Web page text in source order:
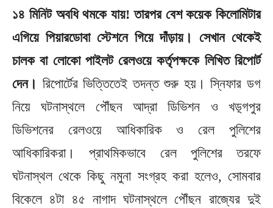
১৪ মিনিট অবধি থমকে যায়! তারপর বেশ কয়েক কিলোমিটার
এগিয়ে পিয়ারডোবা স্টেশনে গিয়ে দাঁড়ায়। সেখান থেকেই
চালক বা লোকো পাইলট রেলওয়ে কর্তৃপক্ষকে লিখিত রিপোর্ট
দেন। রিপোর্টের ভিত্তিতেই তদন্ত শুরু হয়। স্নিফার ডগ
নিয়ে ঘটনাস্থলে পৌঁছন আদ্রা ডিভিশন ও খড়্গপুর
ডিভিশনের রেলওয়ে আধিকারিক ও রেল পুলিশের
আধিকারিকরা। প্রাথমিকভাবে রেল পুলিশের তরফে
ঘটনাস্থল থেকে কিছু নমুনা সংগ্রহ করা হলেও, সোমবার
বিকেলে ৪টা ৪৫ নাগাদ ঘটনাস্থলে পৌঁছন রাজ্যের দুই